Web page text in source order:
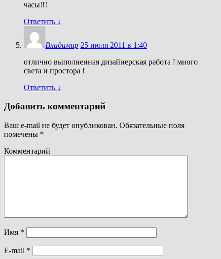
часы!!!
Ответить ↓
Владимир 25 июля 2011 в 1:40
отлично выполненная дизайнерская работа ! много
света и простора !
Ответить ↓
Добавить комментарий
Ваш e-mail не будет опубликован. Обязательные поля
помечены *
Комментарий
Имя *
E-mail *